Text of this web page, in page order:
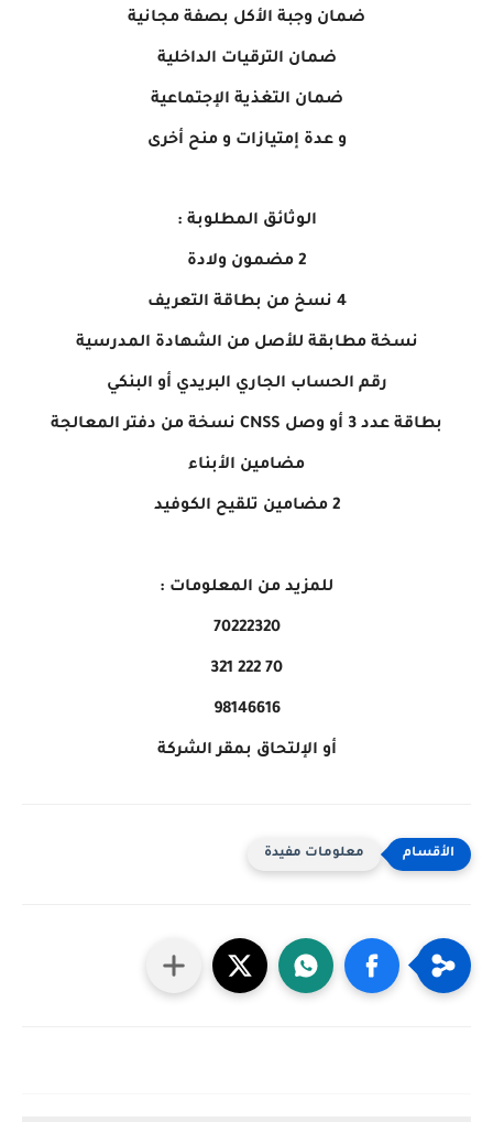
ضمان وجبة الأكل بصفة مجانية
ضمان الترقيات الداخلية
ضمان التغذية الإجتماعية
و عدة إمتيازات و منح أخرى
الوثائق المطلوبة :
2 مضمون ولادة
4 نسخ من بطاقة التعريف
نسخة مطابقة للأصل من الشهادة المدرسية
رقم الحساب الجاري البريدي أو البنكي
بطاقة عدد 3 أو وصل CNSS نسخة من دفتر المعالجة
مضامين الأبناء
2 مضامين تلقيح الكوفيد
للمزيد من المعلومات :
70222320
70 222 321
98146616
أو الإلتحاق بمقر الشركة
معلومات مفيدة